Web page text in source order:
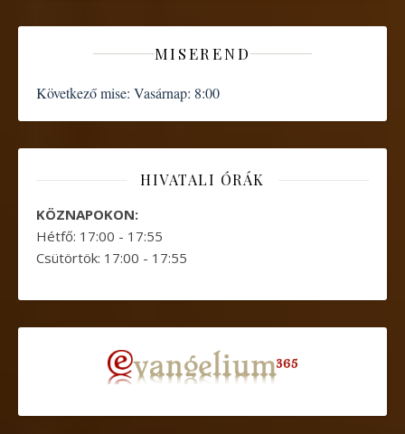
MISEREND
Következő mise: Vasárnap: 8:00
HIVATALI ÓRÁK
KÖZNAPOKON:
Hétfő: 17:00 - 17:55
Csütörtök: 17:00 - 17:55